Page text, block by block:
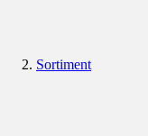
Sortiment